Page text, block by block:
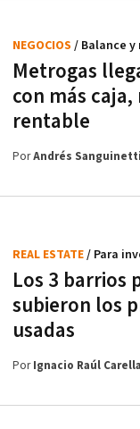
Metrogas
con más
rentable
NEGOCIOS / Balance y
PorAndrés Sanguinetti
Los 3 barrios
subieron los
usadas
REAL ESTATE/ Para
PorIgnacio Raúl Carella